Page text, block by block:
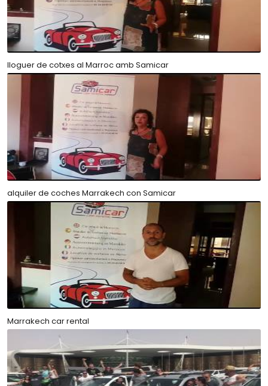
lloguer de cotxes al Marroc amb Samicar
alquiler de coches Marrakech con Samicar
Marrakech car rental